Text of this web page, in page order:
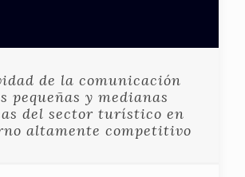
de la comunicación
pequeñas y medianas
del sector turístico en
altamente competitivo